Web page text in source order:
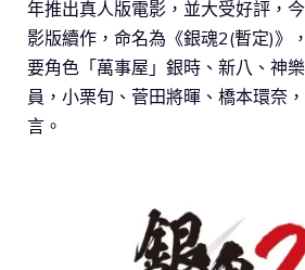
年推出真人版電影，並大受好評，
影版續作，命名為《銀魂2(暫定)》
要角色「萬事屋」銀時、新八、神
員，小栗旬、菅田將暉、橋本環奈
言。